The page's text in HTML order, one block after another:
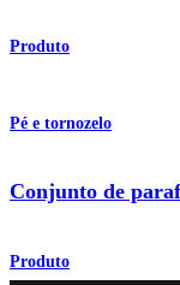
Produto
Pé e tornozelo
Conjunto de
Produto